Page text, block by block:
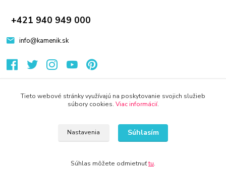
+421 940 949 000
info@kamenik.sk
Tieto webové stránky využívajú na poskytovanie svojich služieb
súbory cookies. Viac informácií.
Nastavenia Súhlasím
Súhlas môžete odmietnuťtu.